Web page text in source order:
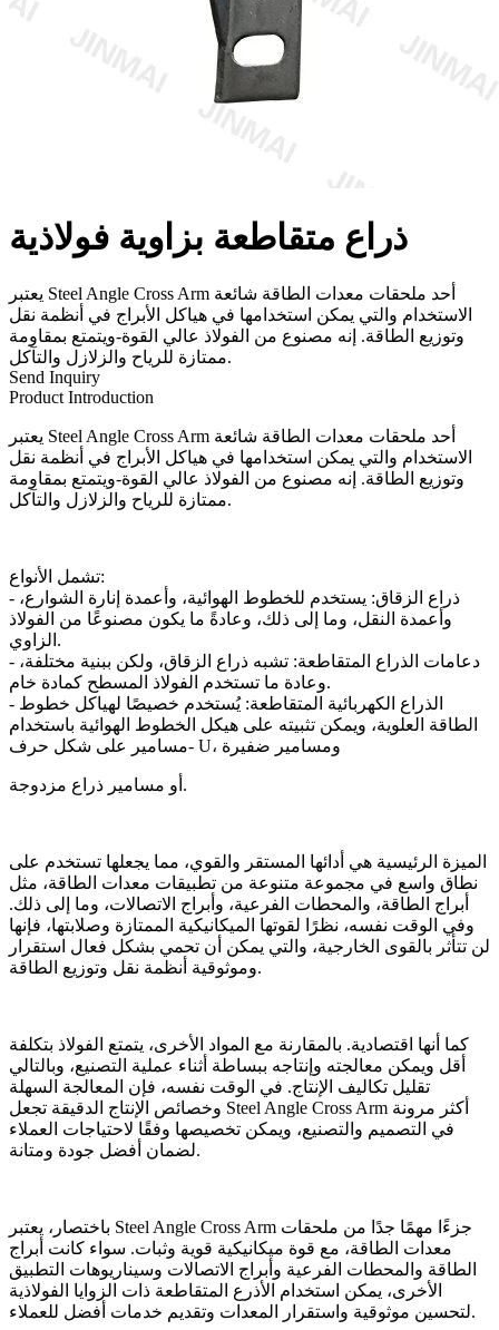
ذراع متقاطعة بزاوية فولاذية
يعتبر Steel Angle Cross Arm أحد ملحقات معدات الطاقة شائعة
الاستخدام والتي يمكن استخدامها في هياكل الأبراج في أنظمة نقل
وتوزيع الطاقة. إنه مصنوع من الفولاذ عالي القوة-ويتمتع بمقاومة
ممتازة للرياح والزلازل والتآكل.
Send Inquiry
Product Introduction
يعتبر Steel Angle Cross Arm أحد ملحقات معدات الطاقة شائعة
الاستخدام والتي يمكن استخدامها في هياكل الأبراج في أنظمة نقل
وتوزيع الطاقة. إنه مصنوع من الفولاذ عالي القوة-ويتمتع بمقاومة
ممتازة للرياح والزلازل والتآكل.
تشمل الأنواع:
- ذراع الزقاق: يستخدم للخطوط الهوائية، وأعمدة إنارة الشوارع،
وأعمدة النقل، وما إلى ذلك، وعادةً ما يكون مصنوعًا من الفولاذ
الزاوي.
- دعامات الذراع المتقاطعة: تشبه ذراع الزقاق، ولكن ببنية مختلفة،
وعادة ما تستخدم الفولاذ المسطح كمادة خام.
- الذراع الكهربائية المتقاطعة: يُستخدم خصيصًا لهياكل خطوط
الطاقة العلوية، ويمكن تثبيته على هيكل الخطوط الهوائية باستخدام
-مسامير على شكل حرف U، ومسامير ضفيرة
أو مسامير ذراع مزدوجة.
الميزة الرئيسية هي أدائها المستقر والقوي، مما يجعلها تستخدم على
نطاق واسع في مجموعة متنوعة من تطبيقات معدات الطاقة، مثل
أبراج الطاقة، والمحطات الفرعية، وأبراج الاتصالات، وما إلى ذلك.
وفي الوقت نفسه، نظرًا لقوتها الميكانيكية الممتازة وصلابتها، فإنها
لن تتأثر بالقوى الخارجية، والتي يمكن أن تحمي بشكل فعال استقرار
وموثوقية أنظمة نقل وتوزيع الطاقة.
كما أنها اقتصادية. بالمقارنة مع المواد الأخرى، يتمتع الفولاذ بتكلفة
أقل ويمكن معالجته وإنتاجه ببساطة أثناء عملية التصنيع، وبالتالي
تقليل تكاليف الإنتاج. في الوقت نفسه، فإن المعالجة السهلة
وخصائص الإنتاج الدقيقة تجعل Steel Angle Cross Arm أكثر مرونة
في التصميم والتصنيع، ويمكن تخصيصها وفقًا لاحتياجات العملاء
لضمان أفضل جودة ومتانة.
باختصار، يعتبر Steel Angle Cross Arm جزءًا مهمًا جدًا من ملحقات
معدات الطاقة، مع قوة ميكانيكية قوية وثبات. سواء كانت أبراج
الطاقة والمحطات الفرعية وأبراج الاتصالات وسيناريوهات التطبيق
الأخرى، يمكن استخدام الأذرع المتقاطعة ذات الزوايا الفولاذية
لتحسين موثوقية واستقرار المعدات وتقديم خدمات أفضل للعملاء.